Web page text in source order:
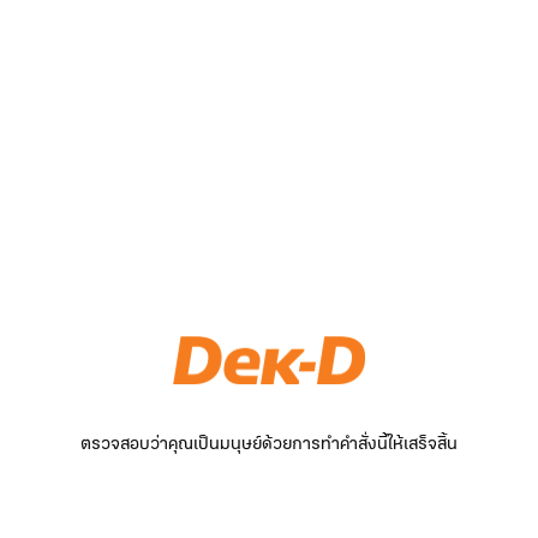
ตรวจสอบว่าคุณเป็นมนุษย์ด้วยการทำคำสั่งนี้ให้เสร็จสิ้น